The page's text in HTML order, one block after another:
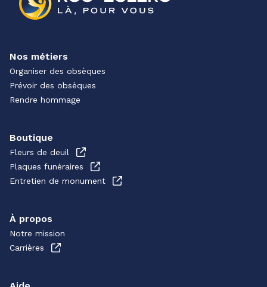
Nos métiers
Organiser des obsèques
Prévoir des obsèques
Rendre hommage
Boutique
Fleurs de deuil
Plaques funéraires
Entretien de monument
À propos
Notre mission
Carrières